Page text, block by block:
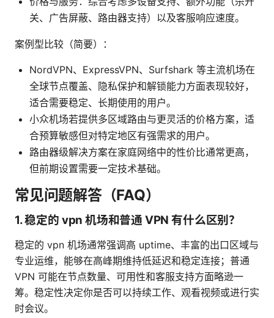
关、广告屏蔽、路由器支持）以及客服响应速度。
案例型比较（简要）：
NordVPN、ExpressVPN、Surfshark 等主流机场在
全球节点覆盖、隐私保护和解锁能力方面表现较好，
适合需要稳定、长期使用的用户。
小众机场若提供多区域路由与更灵活的价格方案，适
合预算敏感但对特定地区有强需求的用户。
路由器级解决方案在家庭网络中的性价比通常更高，
但前期设置需要一定技术基础。
常见问题解答（FAQ）
1. 稳定的 vpn 机场和普通 VPN 有什么区别？
稳定的 vpn 机场通常强调高 uptime、丰富的出口区域与
专业运维，能够在高峰期维持低延迟和稳定连接；普通
VPN 可能在节点数量、可用性和客服支持方面略逊一
筹。稳定性决定你是否可以持续工作、观看视频或进行实
时会议。